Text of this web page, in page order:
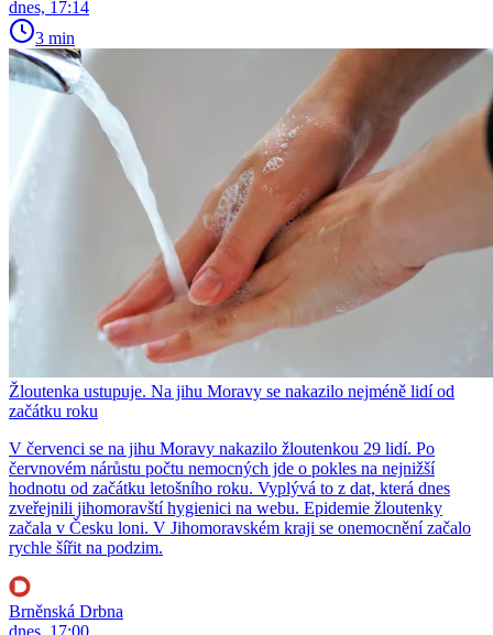
dnes, 17:14
3 min
Žloutenka ustupuje. Na jihu Moravy se nakazilo nejméně lidí od
začátku roku
V červenci se na jihu Moravy nakazilo žloutenkou 29 lidí. Po
červnovém nárůstu počtu nemocných jde o pokles na nejnižší
hodnotu od začátku letošního roku. Vyplývá to z dat, která dnes
zveřejnili jihomoravští hygienici na webu. Epidemie žloutenky
začala v Česku loni. V Jihomoravském kraji se onemocnění začalo
rychle šířit na podzim.
Brněnská Drbna
dnes, 17:00